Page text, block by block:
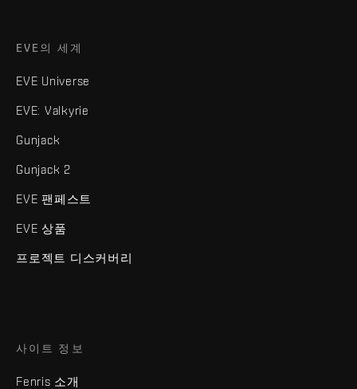
EVE의 세계
EVE Universe
EVE: Valkyrie
Gunjack
Gunjack 2
EVE 팬페스트
EVE 상품
프로젝트 디스커버리
사이트 정보
Fenris 소개